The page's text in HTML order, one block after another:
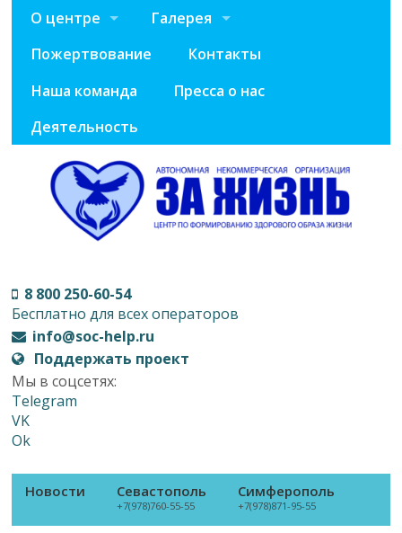
О центре
Галерея
Пожертвование
Контакты
Наша команда
Пресса о нас
Деятельность
8 800 250-60-54
Бесплатно для всех операторов
info@soc-help.ru
Поддержать проект
Мы в соцсетях:
Telegram
VK
Ok
Новости Севастополь
+7(978)760-55-55
Симферополь
+7(978)871-95-55